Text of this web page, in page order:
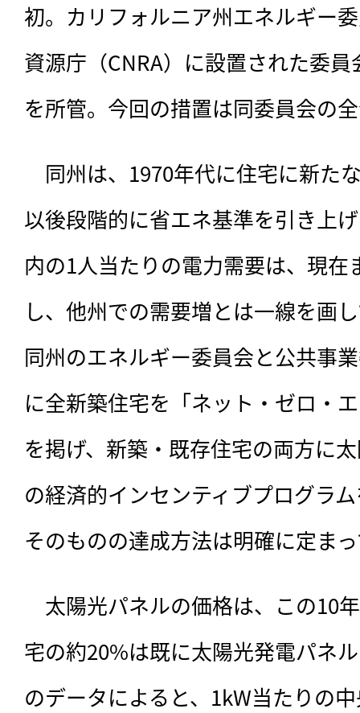
初。カリフォルニア州エネルギー
資源庁（CNRA）に設置された委
を所管。今回の措置は同委員会の
同州は、1970年代に住宅に新た
以後段階的に省エネ基準を引き上
内の1人当たりの電力需要は、現在
し、他州での需要増とは一線を画
同州のエネルギー委員会と公共事
に全新築住宅を「ネット・ゼロ・
を掲げ、新築・既存住宅の両方に
の経済的インセンティブプログラ
そのものの達成方法は明確に定ま
太陽光パネルの価格は、この10
宅の約20%は既に太陽光発電パネ
のデータによると、1kW当たりの